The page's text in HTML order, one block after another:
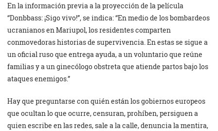
En la información previa a la proyección de la película
“Donbbass: ¡Sigo vivo!”, se indica: “En medio de los bombardeos
ucranianos en Mariupol, los residentes comparten
conmovedoras historias de supervivencia. En estas se sigue a
un oficial ruso que entrega ayuda, a un voluntario que reúne
familias y a un ginecólogo obstreta que atiende partos bajo los
ataques enemigos.”
Hay que preguntarse con quién están los gobiernos europeos
que ocultan lo que ocurre, censuran, prohíben, persiguen a
quien escribe en las redes, sale a la calle, denuncia la mentira,